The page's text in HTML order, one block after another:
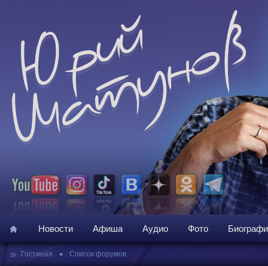
Новости Афиша Аудио Фото
» Гостиная • Список форумов